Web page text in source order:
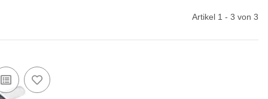
Artikel 1 - 3 von 3